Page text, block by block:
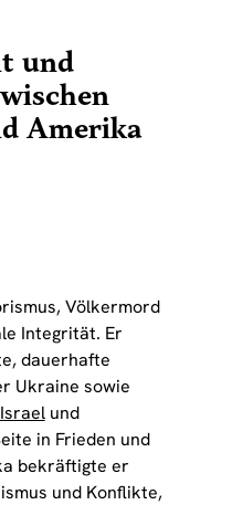
und
Amerika
Völkermord
Integrität. Er
dauerhafte
Ukraine sowie
Israelund
in Frieden und
bekräftigte er
und Konflikte,